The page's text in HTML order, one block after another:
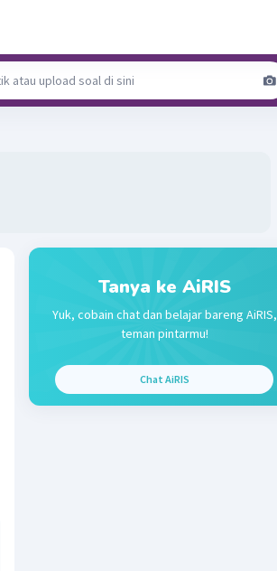
Tanya ke AiRIS
Yuk, cobain chat dan belajar bareng AiRIS,
teman pintarmu!
Chat AiRIS